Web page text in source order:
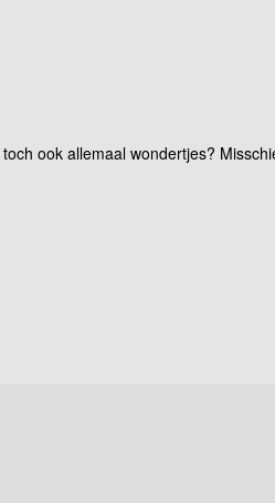
ook allemaal wondertjes?